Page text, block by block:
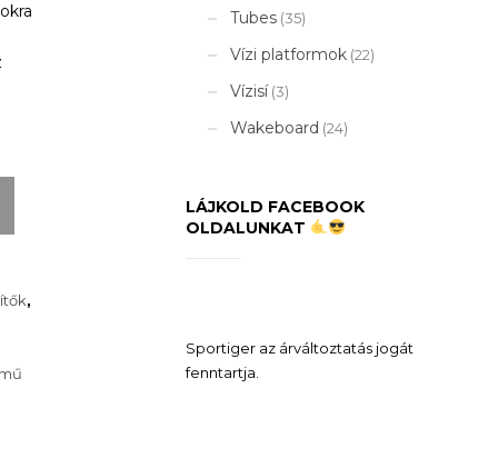
,
Tubes (35)
Vízi platformok (22)
Vízisí (3)
Wakeboard (24)
LÁJKOLD FACEBOOK
OLDALUNKAT
Sportiger az árváltoztatás jogát
fenntartja.